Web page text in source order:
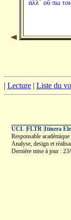
ἀλλ᾽ οὔ πω
| Lecture | Liste du
UCL| FLTR| Itinera
Responsable académique
Analyse, design et
Dernière mise à jour :